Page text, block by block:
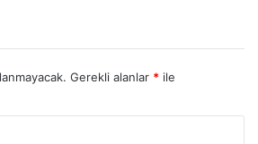
Gerekli alanlar * ile